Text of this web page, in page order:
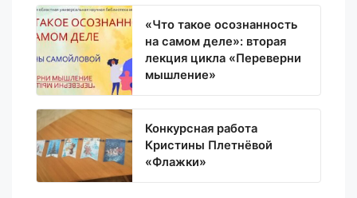
«Что такое осознанность
на самом деле»: вторая
лекция цикла «Переверни
мышление»
Конкурсная работа
Кристины Плетнёвой
«Флажки»